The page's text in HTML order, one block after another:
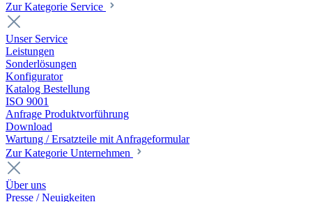
Zur Kategorie Service
Unser Service
Leistungen
Sonderlösungen
Konfigurator
Katalog Bestellung
ISO 9001
Anfrage Produktvorführung
Download
Wartung / Ersatzteile mit Anfrageformular
Zur Kategorie Unternehmen
Über uns
Presse / Neuigkeiten